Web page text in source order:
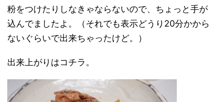
粉をつけたりしなきゃならないので、ちょっと手が
込んでましたよ。（それでも表示どうり20分かから
ないぐらいで出来ちゃったけど。）
出来上がりはコチラ。